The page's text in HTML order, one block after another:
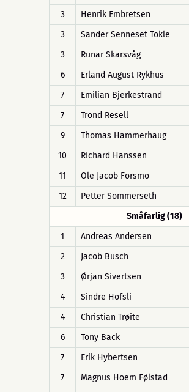
3
Henrik Embretsen
3
Sander Senneset Tokle
3
Runar Skarsvåg
6
Erland August Rykhus
7
Emilian Bjerkestrand
7
Trond Resell
9
Thomas Hammerhaug
10
Richard Hanssen
11
Ole Jacob Forsmo
12
Petter Sommerseth
Småfarlig (18)
1
Andreas Andersen
2
Jacob Busch
3
Ørjan Sivertsen
4
Sindre Hofsli
4
Christian Trøite
6
Tony Back
7
Erik Hybertsen
7
Magnus Hoem Følstad